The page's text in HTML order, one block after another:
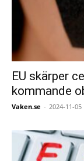
EU skärper
kommande
Vaken.se - 2024-11-05